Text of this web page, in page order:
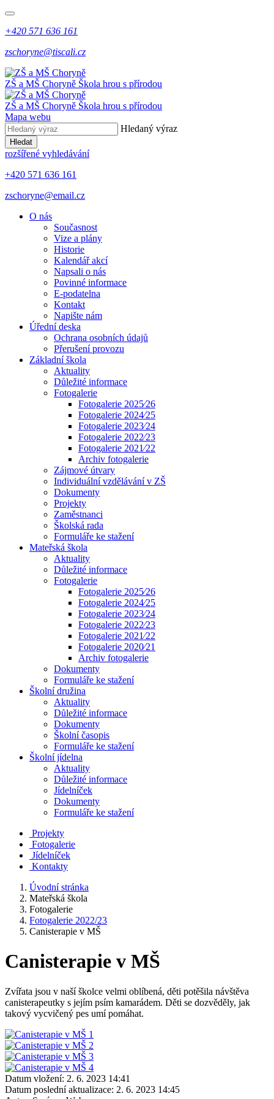
+420 571 636 161
zschoryne@tiscali.cz
ZŠ a MŠ Choryně Škola hrou s přírodou
ZŠ a MŠ Choryně Škola hrou s přírodou
Mapa webu
Hledaný výraz
Hledat
rozšířené vyhledávání
+420 571 636 161
zschoryne@email.cz
O nás
Současnost
Vize a plány
Historie
Kalendář akcí
Napsali o nás
Povinné informace
E-podatelna
Kontakt
Napište nám
Úřední deska
Ochrana osobních údajů
Přerušení provozu
Základní škola
Aktuality
Důležité informace
Fotogalerie
Fotogalerie 2025⁄26
Fotogalerie 2024⁄25
Fotogalerie 2023⁄24
Fotogalerie 2022⁄23
Fotogalerie 2021⁄22
Archiv fotogalerie
Zájmové útvary
Individuální vzdělávání v ZŠ
Dokumenty
Projekty
Zaměstnanci
Školská rada
Formuláře ke stažení
Mateřská škola
Aktuality
Důležité informace
Fotogalerie
Fotogalerie 2025⁄26
Fotogalerie 2024⁄25
Fotogalerie 2023⁄24
Fotogalerie 2022⁄23
Fotogalerie 2021⁄22
Fotogalerie 2020⁄21
Archiv fotogalerie
Dokumenty
Formuláře ke stažení
Školní družina
Aktuality
Důležité informace
Dokumenty
Školní časopis
Formuláře ke stažení
Školní jídelna
Aktuality
Důležité informace
Jídelníček
Dokumenty
Formuláře ke stažení
Projekty
Fotogalerie
Jídelníček
Kontakty
Úvodní stránka
Mateřská škola
Fotogalerie
Fotogalerie 2022/23
Canisterapie v MŠ
Canisterapie v MŠ
Zvířata jsou v naší školce velmi oblíbená, děti potěšila návštěva
canisterapeutky s jejím psím kamarádem. Děti se dozvěděly, jak
takový vycvičený pes umí pomáhat.
Datum vložení: 2. 6. 2023 14:41
Datum poslední aktualizace: 2. 6. 2023 14:45